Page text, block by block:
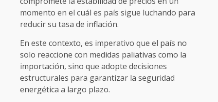
momento en el cuál es país sigue luchando para
reducir su tasa de inflación.
En este contexto, es imperativo que el país no
solo reaccione con medidas paliativas como la
importación, sino que adopte decisiones
estructurales para garantizar la seguridad
energética a largo plazo.